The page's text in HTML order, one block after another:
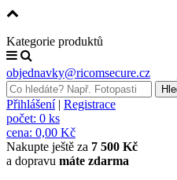
Kategorie produktů
objednavky@ricomsecure.cz
Přihlášení| Registrace
počet: 0 ks
cena: 0,00 Kč
Nakupte ještě za 7 500 Kč
a dopravu máte zdarma